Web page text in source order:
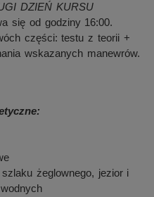
DZIEŃ KURSU
się od godziny 16:00.
części: testu z teorii +
wskazanych manewrów.
żeglownego, jezior i